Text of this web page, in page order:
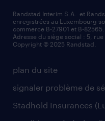
demander à être
mag RH
valeurs et mission
information importante
randstad dans le monde
plan du site
signaler problème de
Stadhold Insurances
Randstad Interim S.A. et
enregistrées au Luxembourg
commerce B-27901 et B-82565.
Adresse du siège social : 5, rue
Copyright © 2025 Randstad.